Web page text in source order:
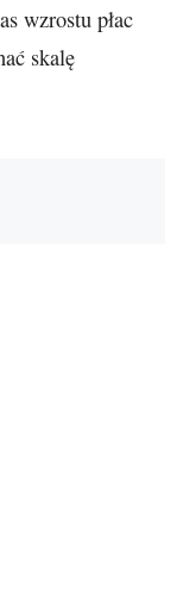
wzrostu płac
skalę